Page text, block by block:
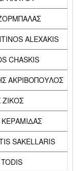
ALEXAKIS
CHASKIS
ΑΚΡΙΒΟΠΟΥΛΟΣ
SAKELLARIS